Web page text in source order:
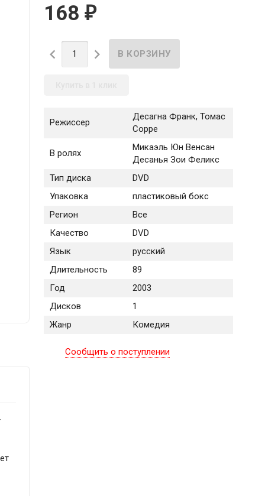
168 ₽
 
Режиссер
Десагна Франк, Томас
Сорре
В ролях
Микаэль Юн Венсан
Десанья Зои Феликс
Тип диска
DVD
Упаковка
пластиковый бокс
Регион
Все
Качество
DVD
Язык
русский
Длительность
89
Год
2003
Дисков
1
Жанр
Комедия
Сообщить о поступлении